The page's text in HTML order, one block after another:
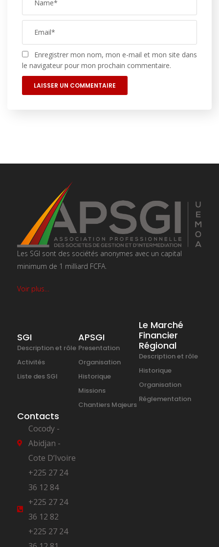
Enregistrer mon nom, mon e-mail et mon site dans
le navigateur pour mon prochain commentaire.
Les SGI sont des sociétés anonymes avec un capital
minimum de 1 milliard FCFA.
Voir plus…
SGI
Description et rôle
Activités
Liste des SGI
APSGI
Presentation
Organisation
Historique
Missions
Chantiers Majeurs
Le Marché
Financier
Régional
Description et rôle
Historique
Organisation
Réglementation
Contacts
Cocody -
Abidjan -
Cote D’Ivoire
+225 27 24
36 12 84
+225 27 24
36 12 82
+225 27 24